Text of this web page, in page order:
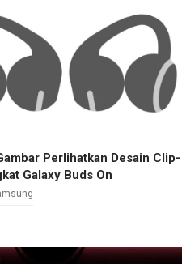
Perlihatkan Desain Clip-
Galaxy Buds On